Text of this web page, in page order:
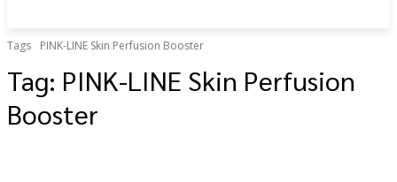
Tags PINK-LINE Skin Perfusion Booster
Tag: PINK-LINE Skin Perfusion
Booster